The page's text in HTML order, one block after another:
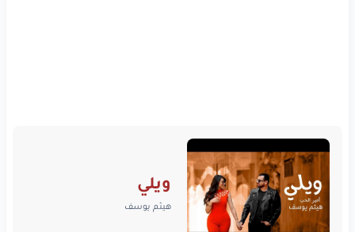
ويلي
هيثم يوسف